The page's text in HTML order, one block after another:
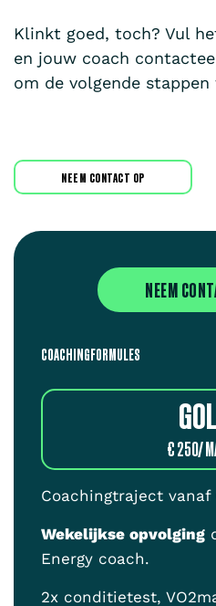
Klinkt goed, toch? Vul
en jouw coach
om de volgende stappen
NEEM CONTACT OP
NEEM
COACHINGFORMULES
€ 250/
Coachingtraject vanaf
Wekelijkse opvolging
Energy coach.
2x conditietest,